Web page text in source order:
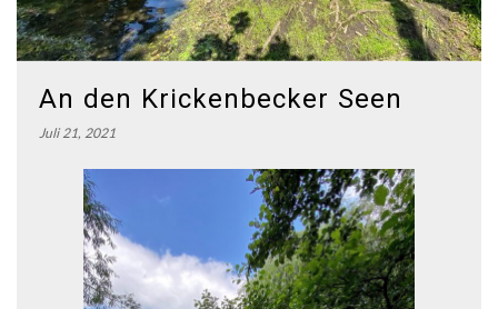
An den Krickenbecker Seen
Juli 21, 2021